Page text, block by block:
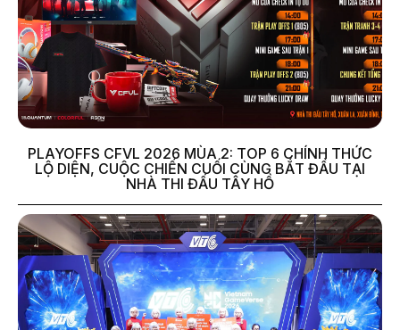
PLAYOFFS CFVL 2026 MÙA 2: TOP 6 CHÍNH THỨC
LỘ DIỆN, CUỘC CHIẾN CUỐI CÙNG BẮT ĐẦU TẠI
NHÀ THI ĐẤU TÂY HỒ